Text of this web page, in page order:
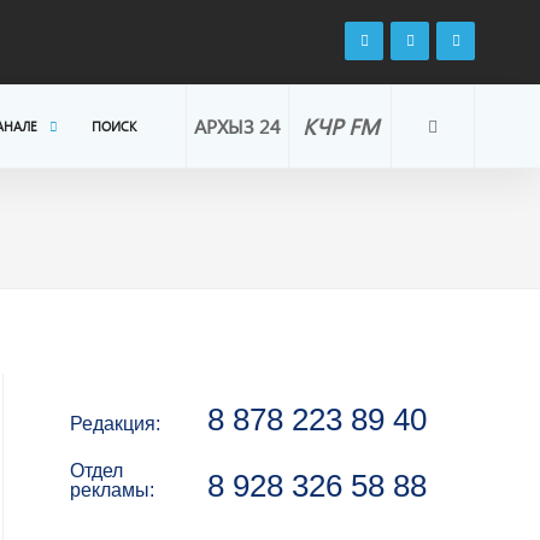
КЧР FM
АРХЫЗ 24
ПОИСК
Редакция: 8 878 223 89 40
Отдел
рекламы:
8 928 326 58 88